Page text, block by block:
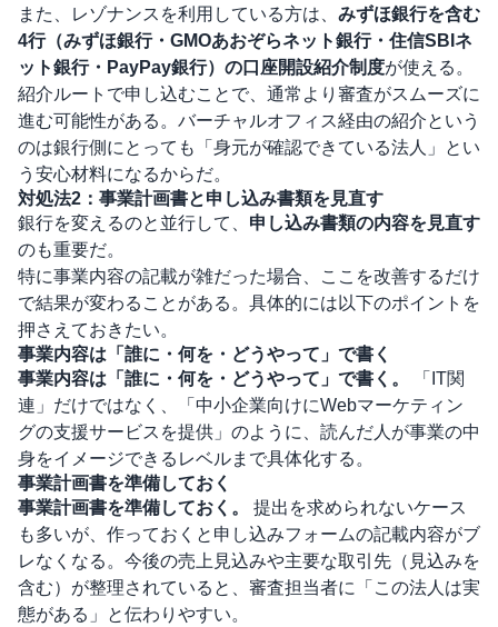
また、
レゾナンス を利用している方は、 みずほ銀行を含む
4行（みずほ銀行・GMOあおぞらネット銀行・住信SBIネ
ット銀行・PayPay銀行）の口座開設紹介制度が使える。
紹介ルートで申し込むことで、通常より審査がスムーズに
進む可能性がある。バーチャルオフィス経由の紹介という
のは銀行側にとっても「身元が確認できている法人」とい
う安心材料になるからだ。
対処法2：事業計画書と申し込み書類を見直す
銀行を変えるのと並行して、 申し込み書類の内容を見直す
のも重要だ。
特に事業内容の記載が雑だった場合、ここを改善するだけ
で結果が変わることがある。具体的には以下のポイントを
押さえておきたい。
事業内容は「誰に・何を・どうやって」で書く
事業内容は「誰に・何を・どうやって」で書く。
「IT関
連」だけではなく、「中小企業向けにWebマーケティン
グの支援サービスを提供」のように、読んだ人が事業の中
身をイメージできるレベルまで具体化する。
事業計画書を準備しておく
事業計画書を準備しておく。
提出を求められないケース
も多いが、作っておくと申し込みフォームの記載内容がブ
レなくなる。今後の売上見込みや主要な取引先（見込みを
含む）が整理されていると、審査担当者に「この法人は実
態がある」と伝わりやすい。